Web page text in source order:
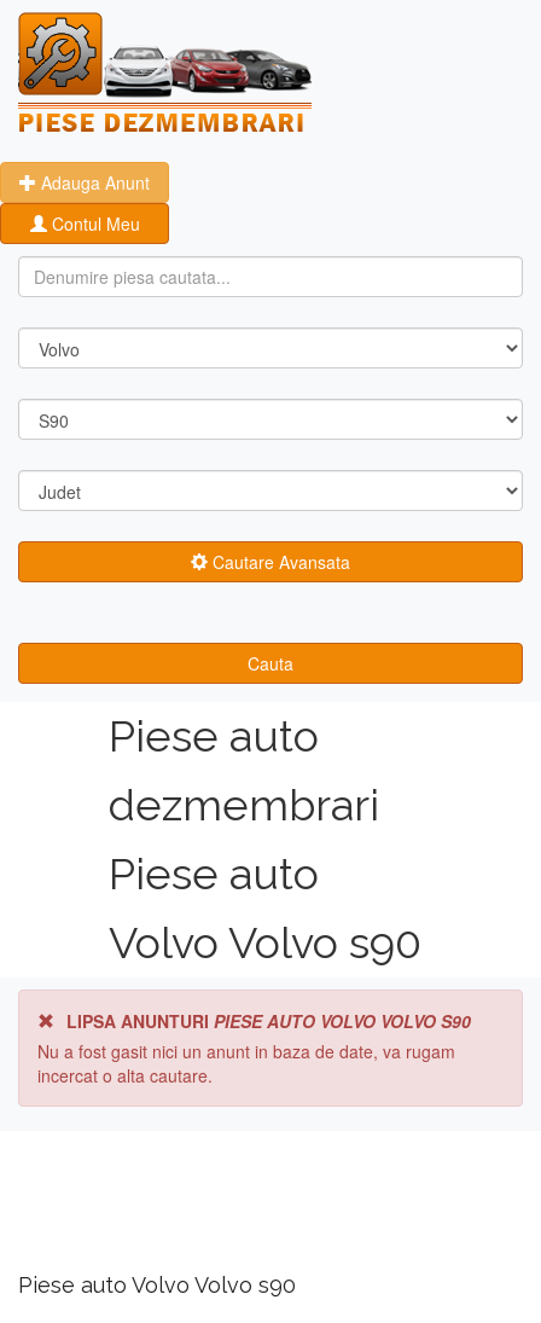
Adauga Anunt
Contul Meu
Cautare Avansata
Cauta
Piese auto
dezmembrari
Piese auto
Volvo Volvo s90
LIPSA ANUNTURI PIESE AUTO VOLVO VOLVO S90
Nu a fost gasit nici un anunt in baza de date, va rugam
incercat o alta cautare.
Piese auto Volvo Volvo s90